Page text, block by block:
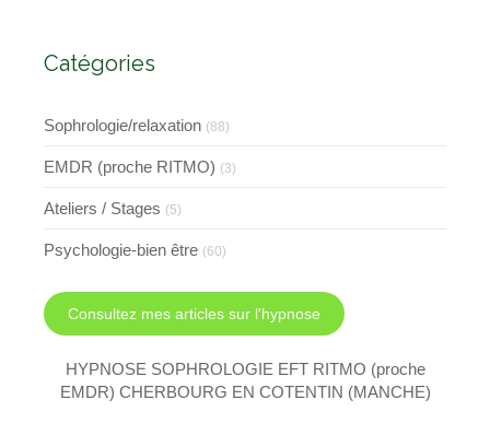
Catégories
Sophrologie/relaxation (88)
EMDR (proche RITMO) (3)
Ateliers / Stages (5)
Psychologie-bien être (60)
Consultez mes articles sur l'hypnose
HYPNOSE SOPHROLOGIE EFT RITMO (proche
EMDR) CHERBOURG EN COTENTIN (MANCHE)